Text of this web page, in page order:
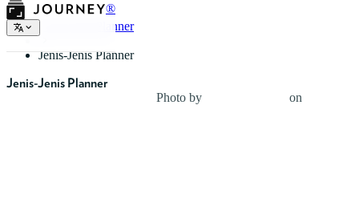
®
Jenis-Jenis Planner
Jenis-Jenis Planner
Jenis-Jenis Planner
Photo by on